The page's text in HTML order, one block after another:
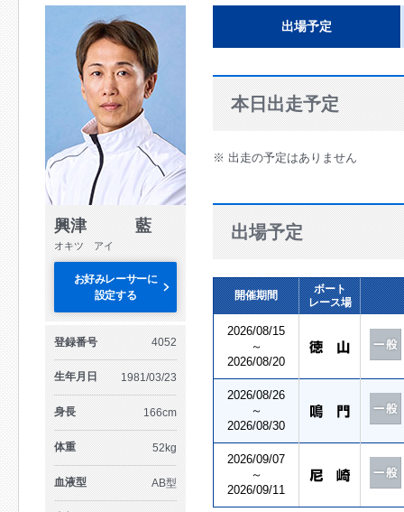
興津 藍
オキツ アイ
お好みレーサーに
設定する
登録番号 4052
生年月日 1981/03/23
身長 166cm
体重 52kg
血液型 AB型
出場予定
本日出走予定
※ 出走の予定はありません
出場予定
開催期間
ボート
レース場
2026/08/15
～
2026/08/20
2026/08/26
～
2026/08/30
2026/09/07
～
2026/09/11